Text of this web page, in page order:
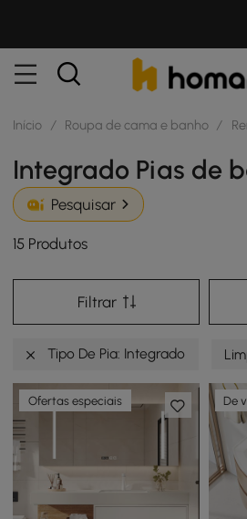
Início / Roupa de cama e banho /
Integrado Pias de
Pesquisar
15 Produtos
Filtrar
Tipo De Pia: Integrado
Ofertas especiais De